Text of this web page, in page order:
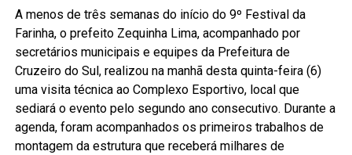
A menos de três semanas do início do 9º Festival da
Farinha, o prefeito Zequinha Lima, acompanhado por
secretários municipais e equipes da Prefeitura de
Cruzeiro do Sul, realizou na manhã desta quinta-feira (6)
uma visita técnica ao Complexo Esportivo, local que
sediará o evento pelo segundo ano consecutivo. Durante a
agenda, foram acompanhados os primeiros trabalhos de
montagem da estrutura que receberá milhares de